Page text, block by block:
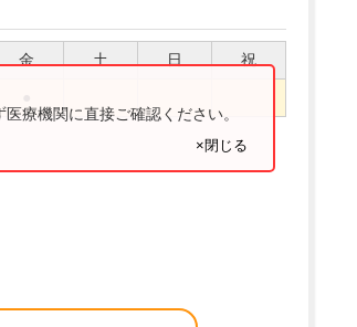
金 土 日 祝
療機関に直接ご確認ください。
×閉じる